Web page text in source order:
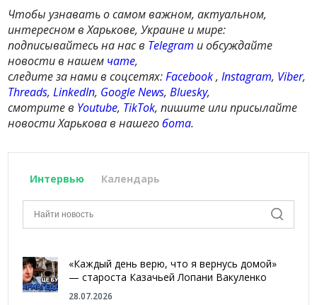
Чтобы узнавать о самом важном, актуальном,
интересном в Харькове, Украине и мире:
подписывайтесь на нас в Telegram и обсуждайте
новости в нашем чате,
следите за нами в соцсетях:Facebook,Instagram, Viber,
Threads,LinkedIn, Google News,Bluesky,
смотрите в Youtube, TikTok, пишите или присылайте
новости Харькова в нашегобота.
Интервью Календарь
«Каждый день верю, что я вернусь домой»
— староста Казачьей Лопани Вакуленко
28.07.2026